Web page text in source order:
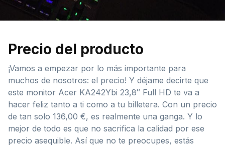
Precio del producto
¡Vamos a empezar por lo más importante para
muchos de nosotros: el precio! Y déjame decirte que
este monitor Acer KA242Ybi 23,8″ Full HD te va a
hacer feliz tanto a ti como a tu billetera. Con un precio
de tan solo 136,00 €, es realmente una ganga. Y lo
mejor de todo es que no sacrifica la calidad por ese
precio asequible. Así que no te preocupes, estás